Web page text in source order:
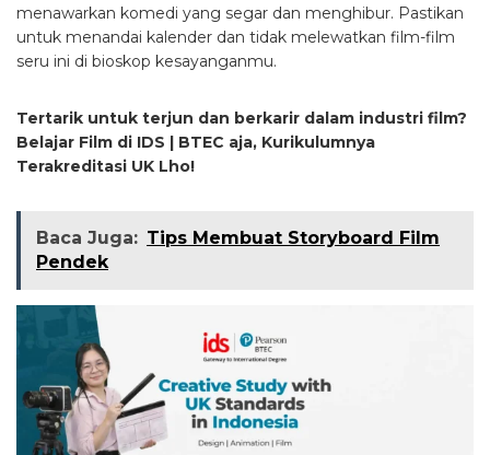
menawarkan komedi yang segar dan menghibur. Pastikan
untuk menandai kalender dan tidak melewatkan film-film
seru ini di bioskop kesayanganmu.
Tertarik untuk terjun dan berkarir dalam industri film?
Belajar Film di IDS | BTEC aja, Kurikulumnya
Terakreditasi UK Lho!
Baca Juga: Tips Membuat Storyboard Film
Pendek